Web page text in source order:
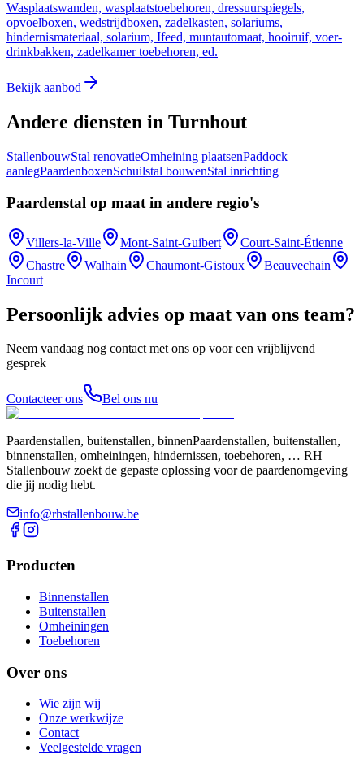
Wasplaatswanden, wasplaatstoebehoren, dressuurspiegels,
opvoelboxen, wedstrijdboxen, zadelkasten, solariums,
hindernismateriaal, solarium, Ifeed, muntautomaat, hooiruif, voer-
drinkbakken, zadelkamer toebehoren, ed.
Bekijk aanbod
Andere diensten in Turnhout
StallenbouwStal renovatieOmheining plaatsenPaddock
aanlegPaardenboxenSchuilstal bouwenStal inrichting
Paardenstal op maat in andere regio's
Villers-la-Ville Mont-Saint-Guibert
Court-Saint-Étienne
Chastre
Walhain Chaumont-Gistoux
Beauvechain
Incourt
Persoonlijk advies op maat van ons team?
Neem vandaag nog contact met ons op voor een vrijblijvend
gesprek
Contacteer ons Bel ons nu
Paardenstallen, buitenstallen, binnenPaardenstallen, buitenstallen,
binnenstallen, omheiningen, hindernissen, toebehoren, … RH
Stallenbouw zoekt de gepaste oplossing voor de paardenomgeving
die jij nodig hebt.
info@rhstallenbouw.be
Producten
Binnenstallen
Buitenstallen
Omheiningen
Toebehoren
Over ons
Wie zijn wij
Onze werkwijze
Contact
Veelgestelde vragen